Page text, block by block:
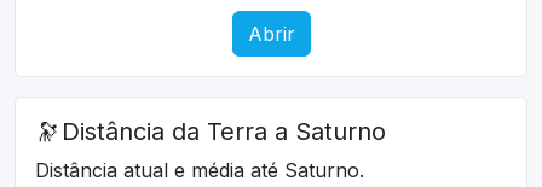
Abrir
🔭 Distância da Terra a Saturno
Distância atual e média até Saturno.